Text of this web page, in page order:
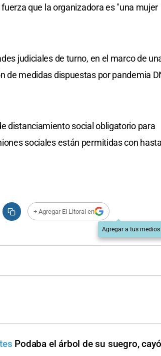
que la organizadora es "una mujer
judiciales de turno, en el marco de
de medidas dispuestas por pandemia
distanciamiento social obligatorio para
sociales están permitidas con
+ Agregar El Litoral en
Agregar a tus
Podaba el árbol de su suegro,